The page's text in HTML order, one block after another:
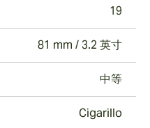
19
81 mm / 3.2 英寸
中等
Cigarillo